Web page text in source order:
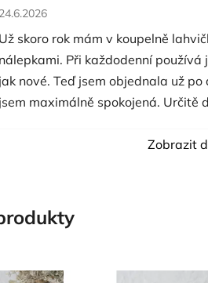
Hodnocení obchodu je 5 z 5
24.6.2026
Už skoro rok mám v koupelně
nálepkami. Při každodenní používá
jak nové. Teď jsem objednala už po
jsem maximálně spokojená. Určitě
Zobrazit